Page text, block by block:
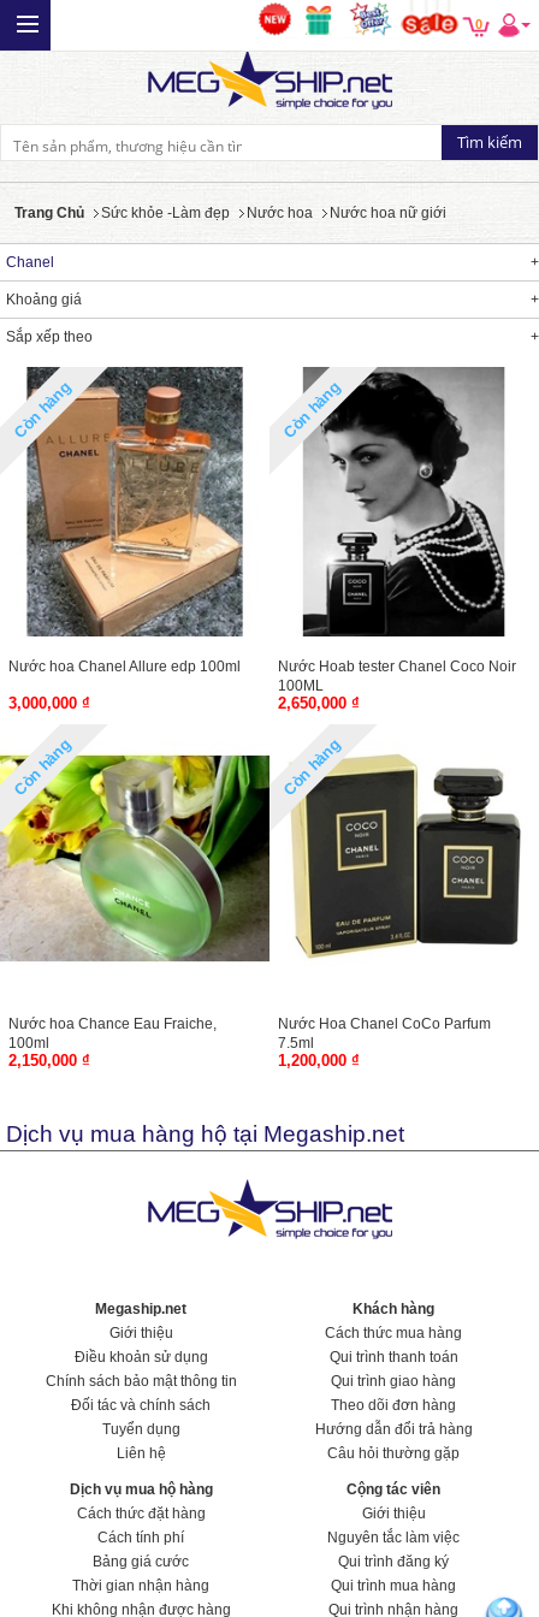
0
Trang Chủ Sức khỏe -Làm đẹp Nước hoa Nước hoa nữ giới
Chanel
Khoảng giá
Sắp xếp theo
Còn hàng
Nước hoa Chanel Allure edp 100ml
3,000,000 ₫
Còn hàng
Nước Hoab tester Chanel Coco Noir
100ML
2,650,000 ₫
Còn hàng
Nước hoa Chance Eau Fraiche,
100ml
2,150,000 ₫
Còn hàng
Nước Hoa Chanel CoCo Parfum
7.5ml
1,200,000 ₫
Dịch vụ mua hàng hộ tại Megaship.net
Megaship.net
Giới thiệu
Điều khoản sử dụng
Chính sách bảo mật thông tin
Đối tác và chính sách
Tuyển dụng
Liên hệ
Khách hàng
Cách thức mua hàng
Qui trình thanh toán
Qui trình giao hàng
Theo dõi đơn hàng
Hướng dẫn đổi trả hàng
Câu hỏi thường gặp
Dịch vụ mua hộ hàng
Cách thức đặt hàng
Cách tính phí
Bảng giá cước
Thời gian nhận hàng
Khi không nhận được hàng
Cộng tác viên
Giới thiệu
Nguyên tắc làm việc
Qui trình đăng ký
Qui trình mua hàng
Qui trình nhận hàng